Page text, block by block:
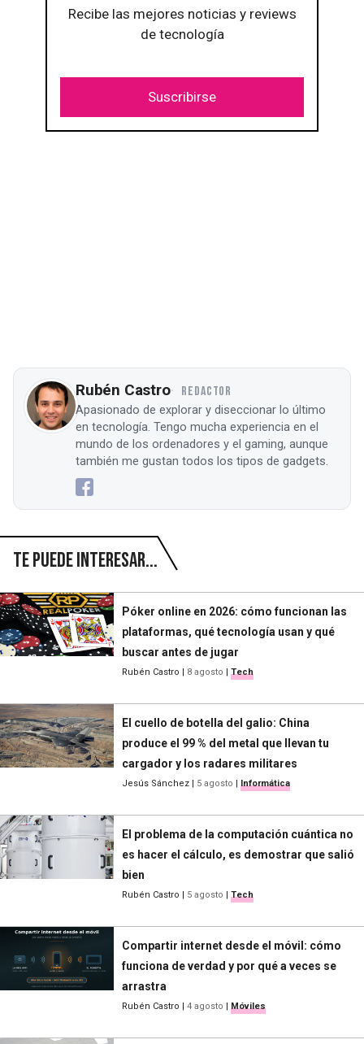
Recibe las mejores noticias y reviews
de tecnología
Suscribirse
Rubén Castro REDACTOR
Apasionado de explorar y diseccionar lo último
en tecnología. Tengo mucha experiencia en el
mundo de los ordenadores y el gaming, aunque
también me gustan todos los tipos de gadgets.
Te puede interesar...
Póker online en 2026: cómo funcionan las
plataformas, qué tecnología usan y qué
buscar antes de jugar
Rubén Castro | 8 agosto | Tech
El cuello de botella del galio: China
produce el 99 % del metal que llevan tu
cargador y los radares militares
Jesús Sánchez | 5 agosto | Informática
El problema de la computación cuántica no
es hacer el cálculo, es demostrar que salió
bien
Rubén Castro | 5 agosto | Tech
Compartir internet desde el móvil: cómo
funciona de verdad y por qué a veces se
arrastra
Rubén Castro | 4 agosto | Móviles